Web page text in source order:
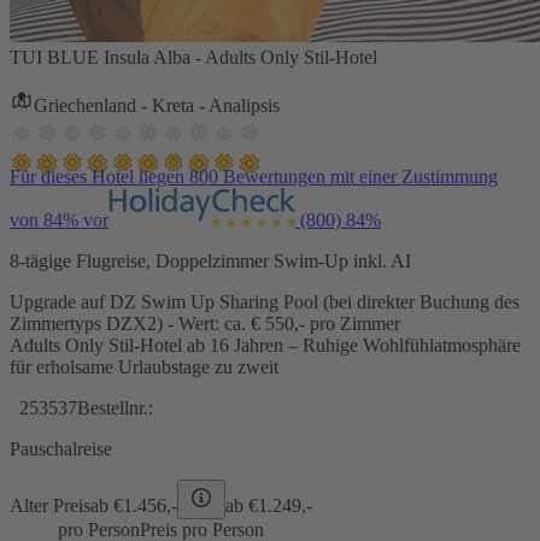
TUI BLUE Insula Alba - Adults Only Stil-Hotel
Griechenland - Kreta - Analipsis
Für dieses Hotel liegen 800 Bewertungen mit einer Zustimmung
von 84% vor (800) 84%
8-tägige Flugreise, Doppelzimmer Swim-Up inkl. AI
Upgrade auf DZ Swim Up Sharing Pool (bei direkter Buchung des
Zimmertyps DZX2) - Wert: ca. € 550,- pro Zimmer
Adults Only Stil-Hotel ab 16 Jahren – Ruhige Wohlfühlatmosphäre
für erholsame Urlaubstage zu zweit
253537Bestellnr.:
Pauschalreise
Alter Preisab €1.456,- ab €1.249,-
pro PersonPreis pro Person